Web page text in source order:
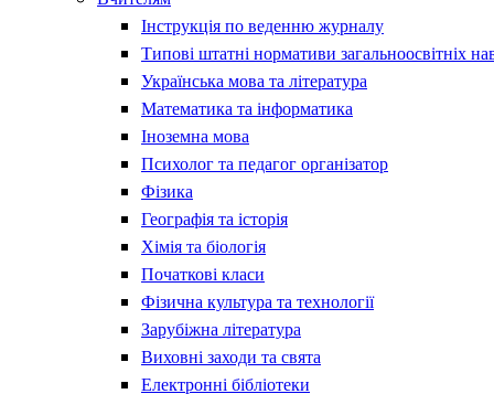
Інструкція по веденню журналу
Типові штатні нормативи загальноосвітніх
Українська мова та література
Математика та інформатика
Іноземна мова
Психолог та педагог організатор
Фізика
Географія та історія
Хімія та біологія
Початкові класи
Фізична культура та технології
Зарубіжна література
Виховні заходи та свята
Електронні бібліотеки